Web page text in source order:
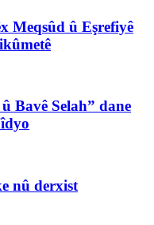
Meqsûd û Eşrefiyê
Bavê Selah” dane
nû derxist